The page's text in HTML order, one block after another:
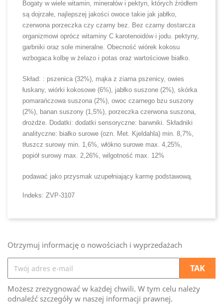
Bogaty w wiele witamin, minerałów i pektyn, których źródłem
są dojrzałe, najlepszej jakości owoce takie jak jabłko,
czerwona porzeczka czy czarny bez. Bez czarny dostarcza
organizmowi oprócz witaminy C karotenoidów i jodu. pektyny,
garbniki oraz sole mineralne. Obecność wiórek kokosu
wzbogaca kolbę w żelazo i potas oraz wartościowe białko.
Skład: : pszenica (32%), mąka z ziarna pszenicy, owies
łuskany, wiórki kokosowe (6%), jabłko suszone (2%), skórka
pomarańczowa suszona (2%), owoc czarnego bzu suszony
(2%), banan suszony (1,5%), porzeczka czerwona suszona,
drożdże. Dodatki: dodatki sensoryczne: barwniki. Składniki
analityczne: białko surowe (ozn. Met. Kjeldahla) min. 8,7%,
tłuszcz surowy min. 1,6%, włókno surowe max. 4,25%,
popiół surowy max. 2,26%, wilgotność max. 12%
podawać jako przysmak uzupełniający karmę podstawową.
Indeks: ZVP-3107
Otrzymuj informację o nowościach i wyprzedażach
Możesz zrezygnować w każdej chwili. W tym celu należy
odnaleźć szczegóły w naszej informacji prawnej.